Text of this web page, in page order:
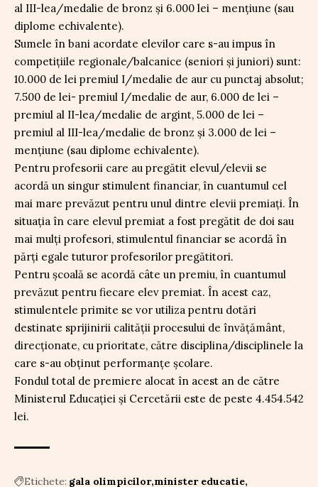
al III-lea/medalie de bronz și 6.000 lei – mențiune (sau
diplome echivalente).
Sumele în bani acordate elevilor care s-au impus în
competițiile regionale/balcanice (seniori și juniori) sunt:
10.000 de lei premiul I/medalie de aur cu punctaj absolut;
7.500 de lei- premiul I/medalie de aur, 6.000 de lei –
premiul al II-lea/medalie de argint, 5.000 de lei –
premiul al III-lea/medalie de bronz și 3.000 de lei –
mențiune (sau diplome echivalente).
Pentru profesorii care au pregătit elevul/elevii se
acordă un singur stimulent financiar, în cuantumul cel
mai mare prevăzut pentru unul dintre elevii premiați. În
situația în care elevul premiat a fost pregătit de doi sau
mai mulți profesori, stimulentul financiar se acordă în
părți egale tuturor profesorilor pregătitori.
Pentru școală se acordă câte un premiu, în cuantumul
prevăzut pentru fiecare elev premiat. În acest caz,
stimulentele primite se vor utiliza pentru dotări
destinate sprijinirii calității procesului de învățământ,
direcționate, cu prioritate, către disciplina/disciplinele la
care s-au obținut performanțe școlare.
Fondul total de premiere alocat în acest an de către
Ministerul Educației și Cercetării este de peste 4.454.542
lei.
Etichete: gala olimpicilor minister educatie